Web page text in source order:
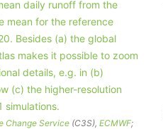
Change Service (C3S), ECMWF;